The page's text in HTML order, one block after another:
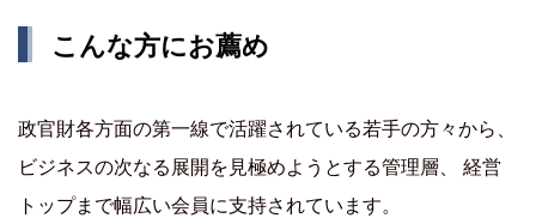
こんな方にお薦め
政官財各方面の第一線で活躍されている若手の方々から、
ビジネスの次なる展開を見極めようとする管理層、 経営
トップまで幅広い会員に支持されています。